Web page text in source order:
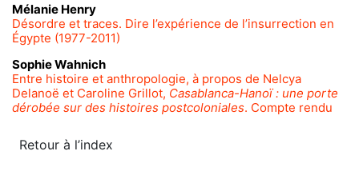
Mélanie Henry
Désordre et traces. Dire l’expérience de l’insurrection en
Égypte (1977-2011)
SophieWahnich
Entre histoire et anthropologie, à propos de Nelcya
Delanoë et Caroline Grillot, Casablanca-Hanoï : une porte
dérobée sur des histoires postcoloniales. Compte rendu
Retour à l’index